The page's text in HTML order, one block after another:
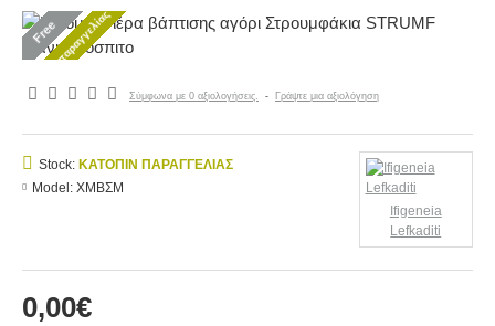
Free
Κατόπιν παραγγελίας Σύμφωνα με 0 αξιολογήσεις. - Γράψτε μια αξιολόγηση
0,00€
Stock: ΚΑΤΌΠΙΝ ΠΑΡΑΓΓΕΛΊΑΣ
Model: ΧΜΒΣΜ
Ifigeneia
Lefkaditi